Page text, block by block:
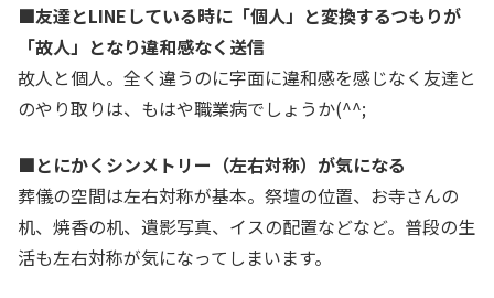
■友達とLINEしている時に「個人」と変換するつもりが
「故人」となり違和感なく送信
故人と個人。全く違うのに字面に違和感を感じなく友達と
のやり取りは、もはや職業病でしょうか(^^;
■とにかくシンメトリー（左右対称）が気になる
葬儀の空間は左右対称が基本。祭壇の位置、お寺さんの
机、焼香の机、遺影写真、イスの配置などなど。普段の生
活も左右対称が気になってしまいます。